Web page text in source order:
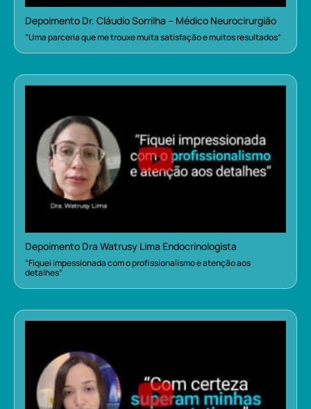
Depoimento Dr. Cláudio Sorrilha – Médico Neurocirurgião
“Uma parceria que me trouxe muita satisfação e muitos resultados”
Depoimento Dra Watrusy Lima Endocrinologista
“Fiquei impessionada com o profissionalismo e atenção aos
detalhes”